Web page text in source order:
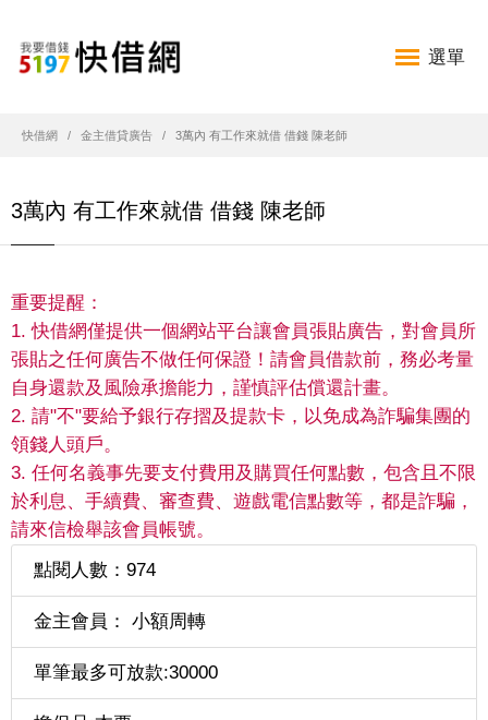
選單
快借網 金主借貸廣告 3萬內 有工作來就借 借錢 陳老師
3萬內 有工作來就借 借錢 陳老師
重要提醒：
1. 快借網僅提供一個網站平台讓會員張貼廣告，對會員所
張貼之任何廣告不做任何保證！請會員借款前，務必考量
自身還款及風險承擔能力，謹慎評估償還計畫。
2. 請"不"要給予銀行存摺及提款卡，以免成為詐騙集團的
領錢人頭戶。
3. 任何名義事先要支付費用及購買任何點數，包含且不限
於利息、手續費、審查費、遊戲電信點數等，都是詐騙，
請來信檢舉該會員帳號。
點閱人數：974
金主會員： 小額周轉
單筆最多可放款:30000